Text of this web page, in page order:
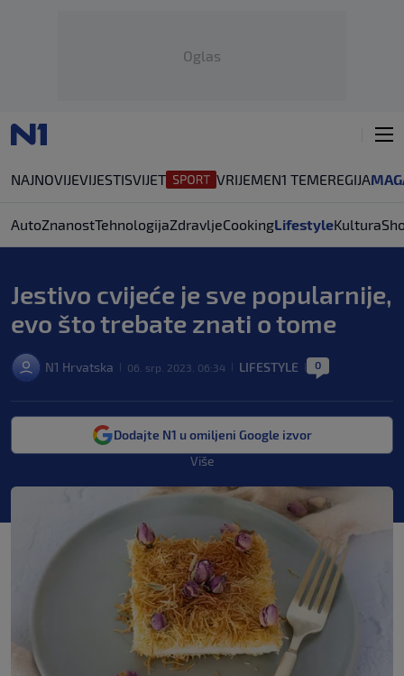
Oglas
NAJNOVIJEVIJESTISVIJET VRIJEMEN1 TEMEREGIJA
AutoZnanostTehnologijaZdravljeCookingLifestyleKultura
Jestivo cvijeće je sve popularnije,
evo što trebate znati o tome
N1 Hrvatska 06. srp. 2023. 06:34 LIFESTYLE 0
Dodajte N1 u omiljeni Google izvor
Više